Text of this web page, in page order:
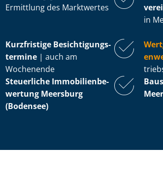
Ermittlung des Marktwertes
in
Kurzfristige Be­sich­ti­gungs­
ter­mi­ne | auch am
Wochenende
Steuerliche Im­mo­bi­li­en­be­
wer­tung Meersburg
(Bodensee)